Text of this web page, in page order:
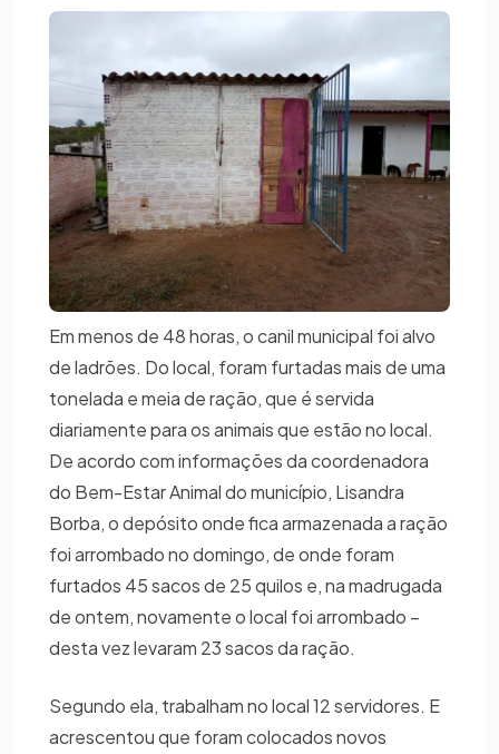
Em menos de 48 horas, o canil municipal foi alvo
de ladrões. Do local, foram furtadas mais de uma
tonelada e meia de ração, que é servida
diariamente para os animais que estão no local.
De acordo com informações da coordenadora
do Bem-Estar Animal do município, Lisandra
Borba, o depósito onde fica armazenada a ração
foi arrombado no domingo, de onde foram
furtados 45 sacos de 25 quilos e, na madrugada
de ontem, novamente o local foi arrombado –
desta vez levaram 23 sacos da ração.
Segundo ela, trabalham no local 12 servidores. E
acrescentou que foram colocados novos